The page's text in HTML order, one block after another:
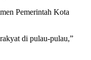
Pemerintah Kota
di pulau-pulau,”